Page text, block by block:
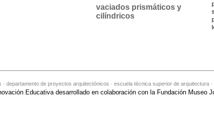
vaciados prismáticos y
cilíndricos
· departamento de proyectos arquitectónicos · escuela técnica superior de arquitectura
Educativa desarrollado en colaboración con la Fundación Museo